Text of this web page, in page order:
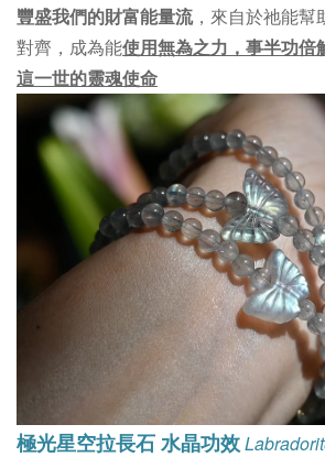
豐盛我們的財富能量流，來自於祂能幫
對齊，成為能使用無為之力，事半功倍
這一世的靈魂使命
極光星空拉長石 水晶功效